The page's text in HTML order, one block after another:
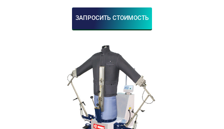
ЗАПРОСИТЬ СТОИМОСТЬ